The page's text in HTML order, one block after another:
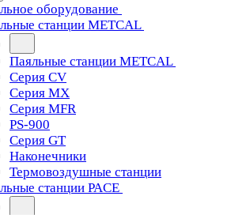
оборудование
станции METCAL
Паяльные станции METCAL
Серия CV
Серия MX
Серия MFR
PS-900
Серия GT
Наконечники
Термовоздушные станции
станции PACE